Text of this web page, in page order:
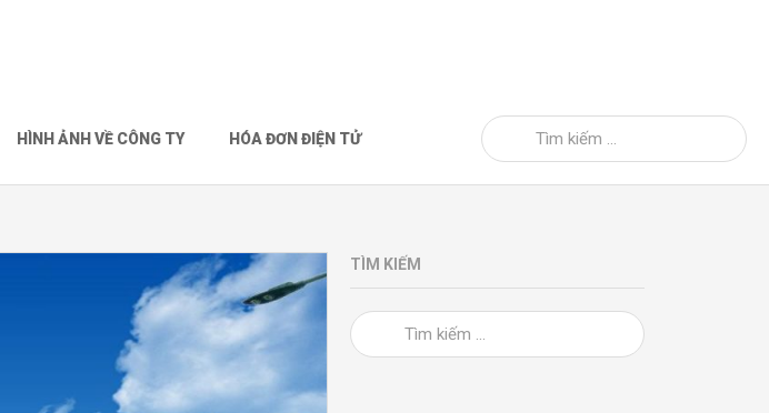
HÌNH ẢNH VỀ CÔNG TY HÓA ĐƠN ĐIỆN TỬ
TÌM KIẾM